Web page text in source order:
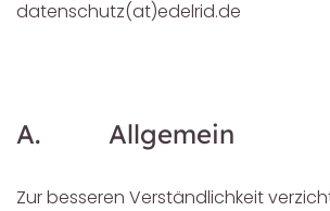
datenschutz(at)edelrid.de
A. Allgemein
Zur besseren Verständlichkeit